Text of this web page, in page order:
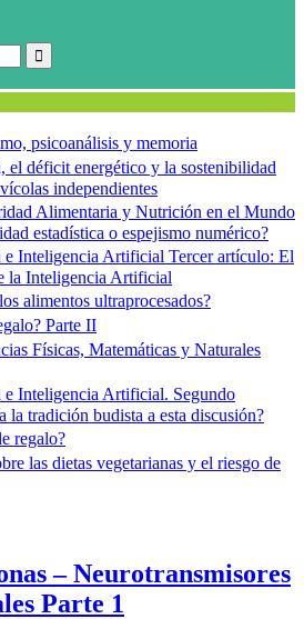
psicoanálisis y memoria
el déficit energético y la sostenibilidad
independientes
Alimentaria y Nutrición en el Mundo
estadística o espejismo numérico?
e Inteligencia Artificial Tercer artículo: El
la Inteligencia Artificial
alimentos ultraprocesados?
Parte II
Físicas, Matemáticas y Naturales
e Inteligencia Artificial. Segundo
la tradición budista a esta discusión?
regalo?
las dietas vegetarianas y el riesgo de
– Neurotransmisores
Parte 1